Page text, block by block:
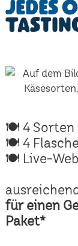
Jedes
🍽 4 Sorten
🍽 4
🍽 Live-
für einen
Paket*